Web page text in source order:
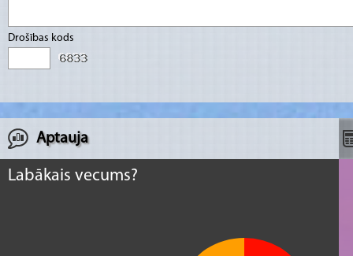
Drošības kods
Aptauja
Labākais vecums?